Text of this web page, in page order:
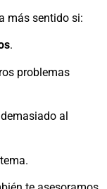
más sentido si:
.
problemas
al